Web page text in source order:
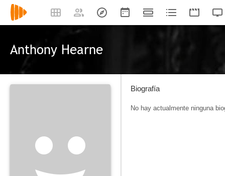
Anthony Hearne
Biografía
No hay actualmente ninguna